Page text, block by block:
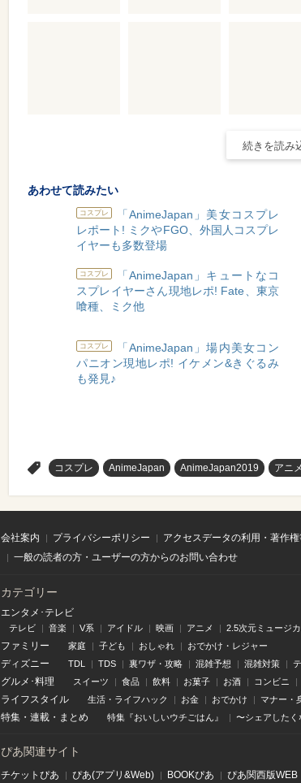
続きを読み
あわせて読みたい
コスプレ
「AnimeJapan」美女コスプレ
レポート! ミクやFGO、外国人コスプレ
イヤーも多数登場
コスプレ
「AnimeJapan」キュートなコ
スプレイヤーさん現地レポ! Fate、東京
喰種、ミク他
コスプレ
「AnimeJapan」場内美女コン
パニオン現地レポ! イケメン&きぐるみ
も発見♪
コスプレ AnimeJapan AnimeJapan2019 アニメ
会社案内 プライバシーポリシー アクセスデータの利用・著作
一般の読者の方・ユーザーの方からのお問い合わせ
カテゴリー
エンタメ･テレビ
テレビ 音楽 V系 アイドル 映画 アニメ 2.5次元ミュージ
ファミリー 家庭 子ども おしゃれ おでかけ・レジャー
ディズニー TDL TDS 裏ワザ・攻略 混雑予想 混雑対策
グルメ･料理 スイーツ 食品 飲料 お菓子 お酒 コンビニ
ライフスタイル 生活・ライフハック お金 おでかけ マナー・
特集 ・ 連載 ・ まとめ 特集『おいしいウチごはん』 〜シェアした
ぴあ関連サイト
チケットぴあ ぴあ(アプリ&Web) BOOKぴあ ぴあ関⻄版WEB